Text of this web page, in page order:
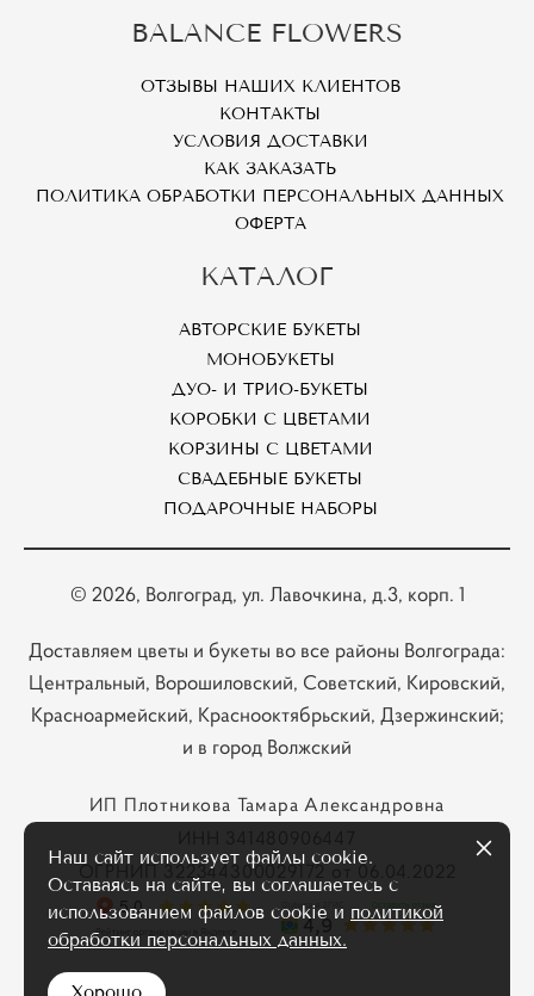
BALANCE FLOWERS
ОТЗЫВЫ НАШИХ КЛИЕНТОВ
КОНТАКТЫ
УСЛОВИЯ ДОСТАВКИ
КАК ЗАКАЗАТЬ
ПОЛИТИКА ОБРАБОТКИ ПЕРСОНАЛЬНЫХ ДАННЫХ
ОФЕРТА
КАТАЛОГ
АВТОРСКИЕ БУКЕТЫ
МОНОБУКЕТЫ
ДУО- И ТРИО-БУКЕТЫ
КОРОБКИ С ЦВЕТАМИ
КОРЗИНЫ С ЦВЕТАМИ
СВАДЕБНЫЕ БУКЕТЫ
ПОДАРОЧНЫЕ НАБОРЫ
© 2026, Волгоград, ул. Лавочкина, д.3, корп. 1
Доставляем цветы и букеты во все районы Волгограда:
Центральный, Ворошиловский, Советский, Кировский,
Красноармейский, Краснооктябрьский, Дзержинский;
и в город Волжский
ИП Плотникова Тамара Александровна
ОГРНИП 322344300029172 от 06.04.2022
Наш сайт использует файлы cookie.
Оставаясь на сайте, вы соглашаетесь с
использованием файлов cookie и политикой
обработки персональных данных.